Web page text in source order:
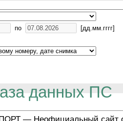
по
[дд.мм.гггг]
данных ПС